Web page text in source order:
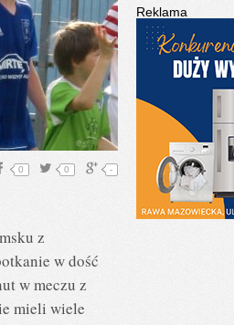
-
0
0
z
w dość
w meczu z
mieli wiele
Reklama